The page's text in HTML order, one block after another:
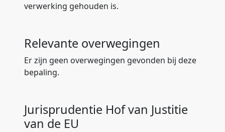
verwerking gehouden is.
Relevante overwegingen
Er zijn geen overwegingen gevonden bij deze
bepaling.
Jurisprudentie Hof van Justitie
van de EU